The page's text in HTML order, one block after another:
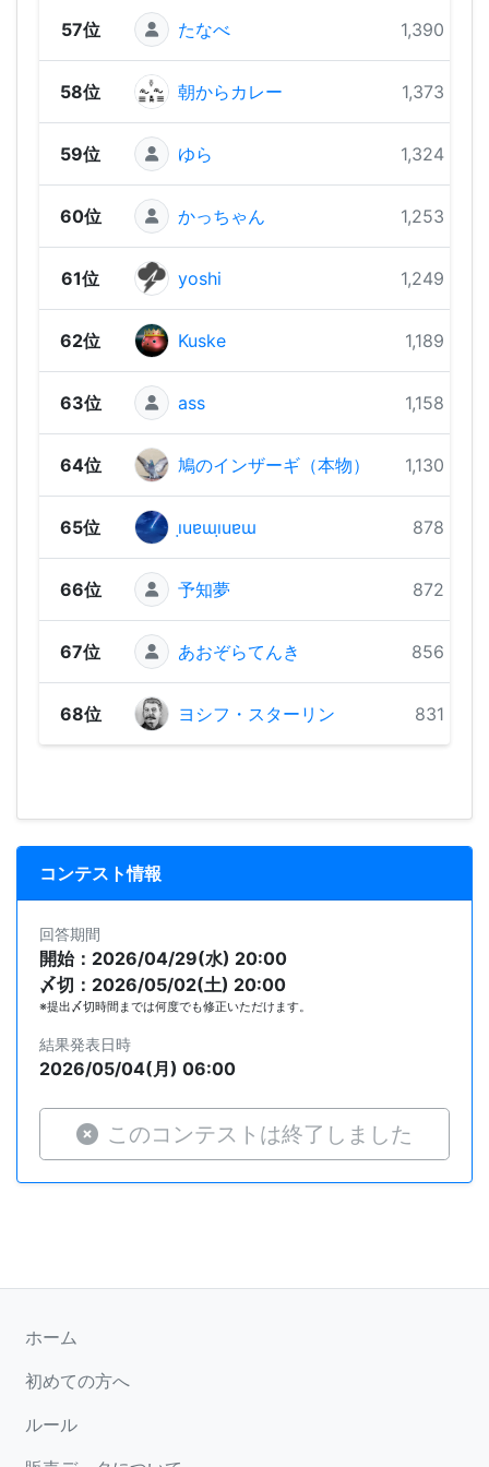
57位 たなべ 1,390 pts
58位 朝からカレー 1,373 pts
59位 ゆら 1,324 pts
60位 かっちゃん 1,253 pts
61位 yoshi 1,249 pts
62位 Kuske 1,189 pts
63位 ass 1,158 pts
64位 鳩のインザーギ（本物） 1,130 pts
65位 ı̣uɐɯı̣uɐɯ 878 pts
66位 予知夢 872 pts
67位 あおぞらてんき 856 pts
68位 ヨシフ・スターリン 831 pts
コンテスト情報
回答期間
開始：2026/04/29(水) 20:00
〆切：2026/05/02(土) 20:00
※提出〆切時間までは何度でも修正いただけます。
結果発表日時
2026/05/04(月) 06:00
このコンテストは終了しました
ホーム
初めての方へ
ルール